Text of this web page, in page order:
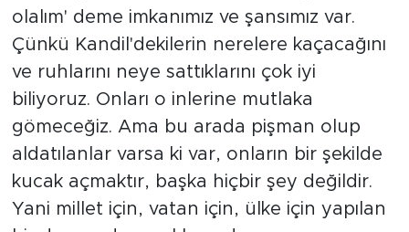
olalım' deme imkanımız ve şansımız var.
Çünkü Kandil'dekilerin nerelere kaçacağını
ve ruhlarını neye sattıklarını çok iyi
biliyoruz. Onları o inlerine mutlaka
gömeceğiz. Ama bu arada pişman olup
aldatılanlar varsa ki var, onların bir şekilde
kucak açmaktır, başka hiçbir şey değildir.
Yani millet için, vatan için, ülke için yapılan